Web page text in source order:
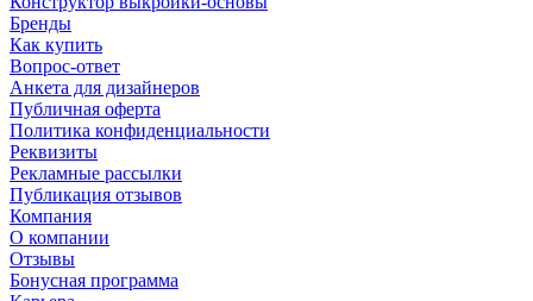
Бренды
Как купить
Вопрос-ответ
Анкета для дизайнеров
Публичная оферта
Политика конфиденциальности
Реквизиты
Рекламные рассылки
Публикация отзывов
Компания
О компании
Отзывы
Бонусная программа